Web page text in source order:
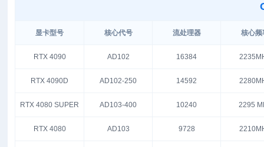
显卡型号 核心代号 流处理器 核心频
RTX 4090 AD102 16384
RTX 4090D AD102-250 14592
RTX 4080 SUPER AD103-400 10240 2295
RTX 4080 AD103 9728